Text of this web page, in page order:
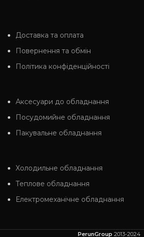
Доставка та оплата
Повернення та обмін
Політика конфіденційності
Аксесуари до обладнання
Посудомийне обладнання
Пакувальне обладнання
Холодильне обладнання
Теплове обладнання
Електромеханічне обладнання
PerunGroup 2013-2024